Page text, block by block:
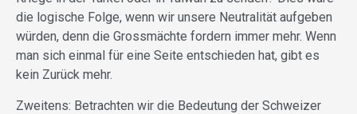
die logische Folge, wenn wir unsere Neutralität aufgeben
würden, denn die Grossmächte fordern immer mehr. Wenn
man sich einmal für eine Seite entschieden hat, gibt es
kein Zurück mehr.
Zweitens: Betrachten wir die Bedeutung der Schweizer